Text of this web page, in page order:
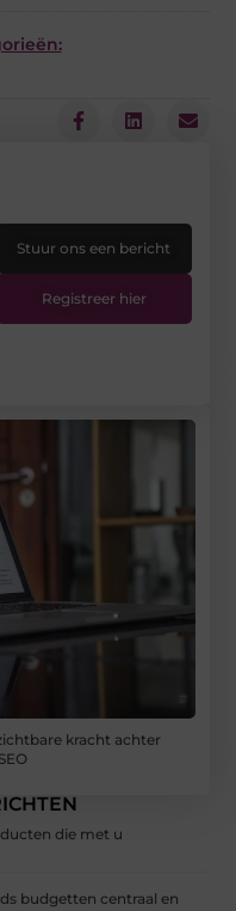
kracht achter
die met u
budgetten centraal en
Stuur ons een bericht
Registreer hier